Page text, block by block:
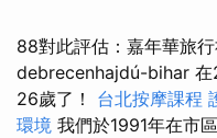
88對此評估：嘉年華旅
debrecenhajdú-bihar 在
26歲了！ 台北按摩課程
環境 我們於1991年在市